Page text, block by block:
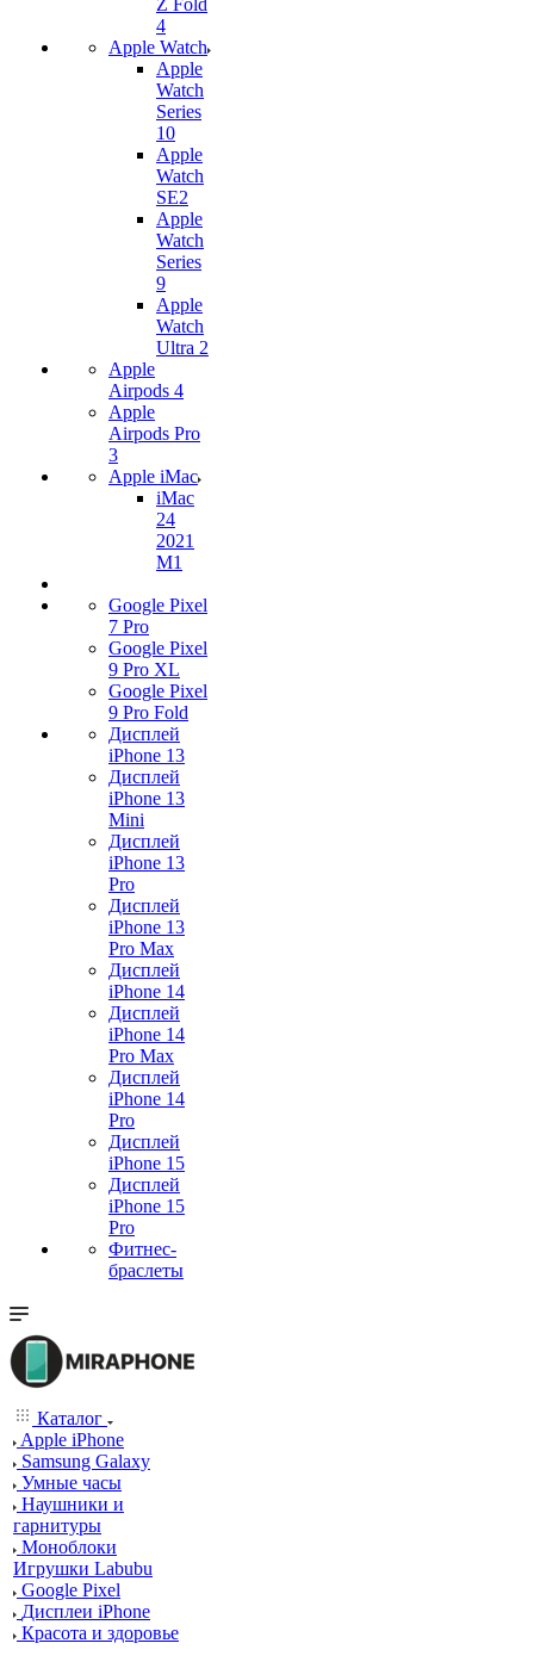
Z Fold
4
Apple Watch
Apple
Watch
Series
10
Apple
Watch
SE2
Apple
Watch
Series
9
Apple
Watch
Ultra 2
Apple
Airpods 4
Apple
Airpods Pro
3
Apple iMac
iMac
24
2021
M1
Google Pixel
7 Pro
Google Pixel
9 Pro XL
Google Pixel
9 Pro Fold
Дисплей
iPhone 13
Дисплей
iPhone 13
Mini
Дисплей
iPhone 13
Pro
Дисплей
iPhone 13
Pro Max
Дисплей
iPhone 14
Дисплей
iPhone 14
Pro Max
Дисплей
iPhone 14
Pro
Дисплей
iPhone 15
Дисплей
iPhone 15
Pro
Фитнес-
браслеты
Каталог
Apple iPhone
Samsung Galaxy
Умные часы
Наушники и
гарнитуры
Моноблоки
Игрушки Labubu
Google Pixel
Дисплеи iPhone
Красота и здоровье